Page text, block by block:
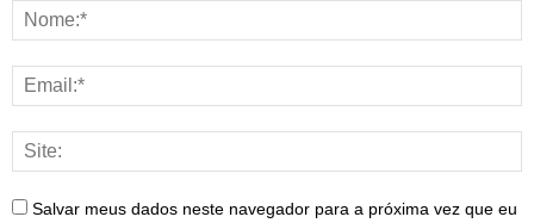
Salvar meus dados neste navegador para a próxima vez que eu